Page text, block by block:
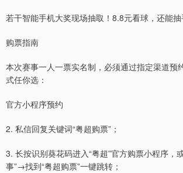
若干智能手机大奖现场抽取！8.8元看球，还能抽
购票指南
本次赛事一人一票实名制，必须通过指定渠道预
式任你选：
官方小程序预约
2. 私信回复关键词“粤超购票”；
3. 长按识别葵花码进入“粤超”官方购票小程序，
事”→找到“粤超购票”一键跳转；